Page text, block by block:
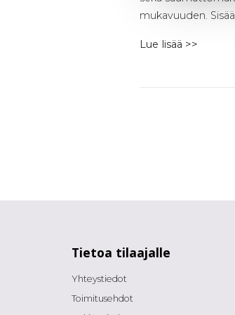
mukavuuden.
Lue lisää >>
Tietoa tilaajalle
Yhteystiedot
Toimitusehdot